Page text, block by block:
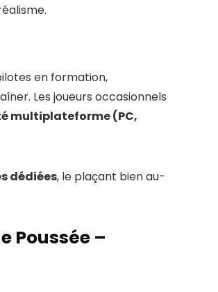
en formation,
Les joueurs occasionnels
multiplateforme (PC,
dédiées, le plaçant bien au-
Poussée –